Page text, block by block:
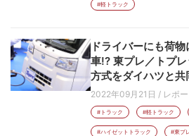
#軽トラック
ドライバーにも荷
車!? 東プレ／トプ
方式をダイハツと共
2022年09月21日 / レポー
#トラック #軽トラック
#ハイゼットトラック #東プ